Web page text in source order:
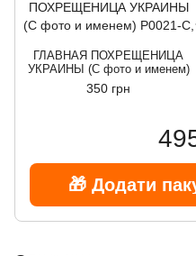
ГЛАВНАЯ ПОХРЕЩЕНИЦА
УКРАИНЫ (С фото и именем)
350 грн